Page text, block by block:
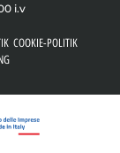
i.v
COOKIE-POLITIK